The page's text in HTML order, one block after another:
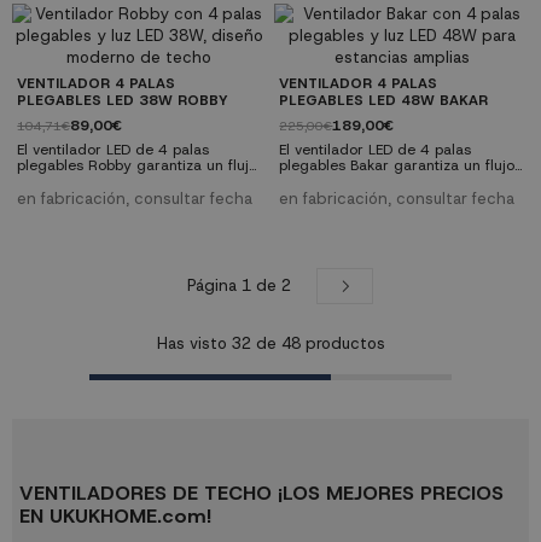
quienes buscan funcionalidad y
estilo en un solo producto. Mejora
tu confort con este ventilador
versátil y moderno. Características
técnicas: Diámetro de 91,4...
adaptarse a tus necesidades.
Incluye mando a distancia,
iluminación LED regulable en color
y en intensidad, y dos opciones de
VENTILADOR 4 PALAS
PLEGABLES LED 38W ROBBY
104,71€89,00€
El ventilador LED de 4 palas
plegables Robby garantiza un flujo
elegante y funcional. Con un
motor silencioso de corriente
Incluye mando a distancia,
iluminación LED regulable en color
en fabricación, consultar fecha
VENTILADOR 4 PALAS
PLEGABLES LED 48W BAKAR
225,00€189,00€
El ventilador LED de 4 palas
plegables Bakar garantiza un flujo
elegante y funcional. Con un
motor silencioso de corriente
Incluye mando a distancia,
iluminación LED regulable en color
en fabricación, consultar fecha
Página 1 de 2
Has visto 32 de 48productos
VENTILADORES DE TECHO ¡LOS MEJORES PRECIOS
EN UKUKHOME.com!